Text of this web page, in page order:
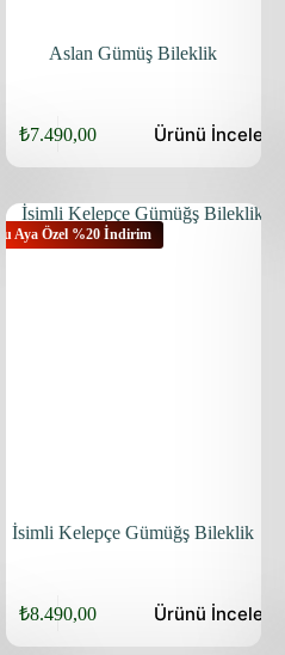
Aslan Gümüş Bileklik
Orijinal
fiyat:
₺7.490,00
Şu
andaki
₺7.490,00.
Ürünü İncele
Bu Aya Özel %20 İndirim
İsimli Kelepçe Gümüğş Bileklik
Orijinal
fiyat:
₺8.490,00
Şu
andaki
Ürünü İncele